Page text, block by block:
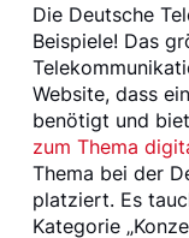
Die Deutsche
Beispiele! Das
Website, dass
benötigt und
zum Thema
Thema bei der
platziert. Es
Kategorie